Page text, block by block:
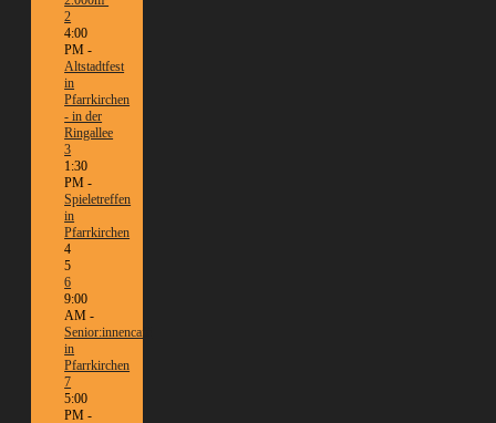
2
4:00
PM -
Altstadtfest
in
Pfarrkirchen
- in der
Ringallee
3
1:30
PM -
Spieletreffen
in
Pfarrkirchen
4
5
6
9:00
AM -
Senior:innencafé
in
Pfarrkirchen
7
5:00
PM -